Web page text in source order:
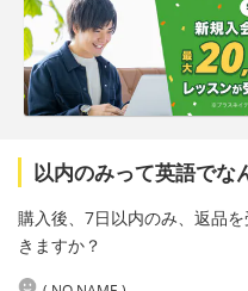
以内のみって英語でな
購入後、7日以内のみ、返品
きますか？